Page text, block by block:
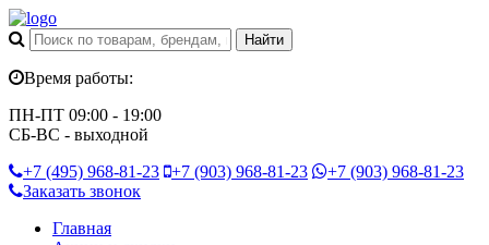
Время работы:
ПН-ПТ 09:00 - 19:00
СБ-ВС - выходной
+7 (495) 968-81-23 +7 (903) 968-81-23 +7 (903) 968-81-23
Заказать звонок
Главная